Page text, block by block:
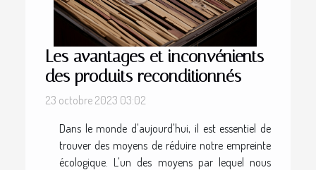
Les avantages et inconvénients
des produits reconditionnés
23 octobre 2023 03:02
Dans le monde d'aujourd'hui, il est essentiel de
trouver des moyens de réduire notre empreinte
écologique. L'un des moyens par lequel nous